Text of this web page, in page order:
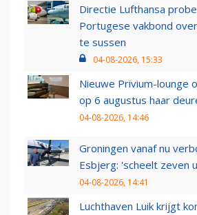
Directie Lufthansa
Portugese vakbond
te sussen
04-08-2026, 15:33
Nieuwe Privium-lounge
op 6 augustus haar
04-08-2026, 14:46
Groningen vanaf nu
Esbjerg: 'scheelt zeven
04-08-2026, 14:41
Luchthaven Luik krijgt